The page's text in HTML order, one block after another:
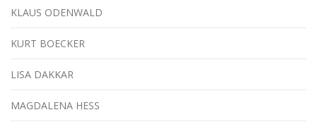
KLAUS ODENWALD
KURT BOECKER
LISA DAKKAR
MAGDALENA HESS